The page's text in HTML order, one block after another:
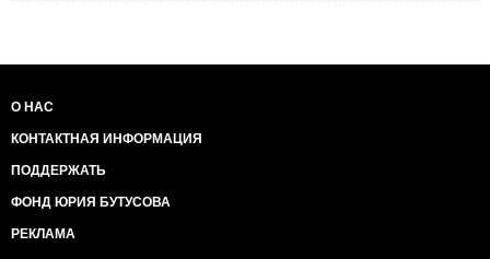
О НАС
КОНТАКТНАЯ ИНФОРМАЦИЯ
ПОДДЕРЖАТЬ
ФОНД ЮРИЯ БУТУСОВА
РЕКЛАМА